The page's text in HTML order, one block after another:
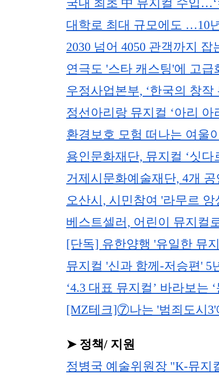
국내 최초 中 뮤지컬 수입
대학로 최대 규모에도 …10
2030 넘어 4050 관객까지
연극도 '스타 캐스팅'에 고
우정사업본부, ‘한국의 창작
정선아리랑 뮤지컬 ‘아리 아
환경보호 모험 떠나는 여울
용인문화재단, 뮤지컬 ‘싯다
거제시문화예술재단, 4개
오산시, 시민참여 '라무르 앙
베스트셀러, 어린이 뮤지컬
[단독] 유한양행 '유일한 뮤
뮤지컬 '신과 함께-저승편' 5
‘4.3 대표 뮤지컬’ 바라보는
[MZ테크]⑦나는 '범죄도시3'
➤ 정책/ 지원
정병국 예술위원장 "K-뮤지